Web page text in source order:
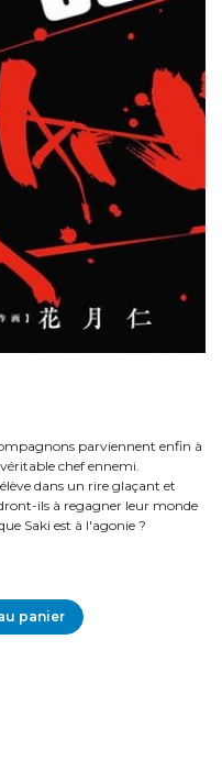
parviennent enfin à
chef ennemi.
dans un rire glaçant et
ils à regagner leur monde
Saki est à l'agonie ?
panier